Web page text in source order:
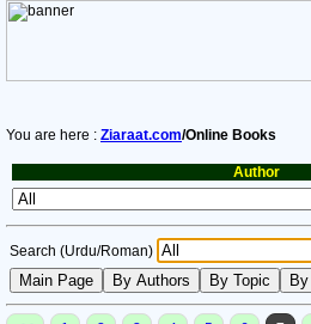
You are here : Ziaraat.com/Online Books
Author
Search (Urdu/Roman)